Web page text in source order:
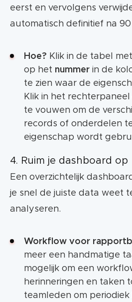
eerst en vervolgens
automatisch definitief na
Hoe? Klik in de tabel
op het nummer in de
te zien waar de
Klik in het rechterpaneel
te vouwen om de
records of onderdelen
eigenschap wordt
4. Ruim je dashboard op
Een overzichtelijk
je snel de juiste data weet
analyseren.
Workflow voor
meer een handmatige
mogelijk om een
herinneringen en taken
teamleden om